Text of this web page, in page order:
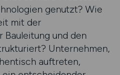
genutzt? Wie
mit der
Bauleitung und den
Unternehmen,
auftreten,